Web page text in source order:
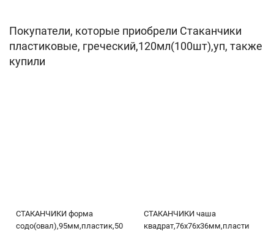
Покупатели, которые приобрели Стаканчики
пластиковые, греческий,120мл(100шт),уп, также
купили
СТАКАНЧИКИ форма
содо(овал),95мм,пластик,50
СТАКАНЧИКИ чаша
квадрат,76х76х36мм,пласти